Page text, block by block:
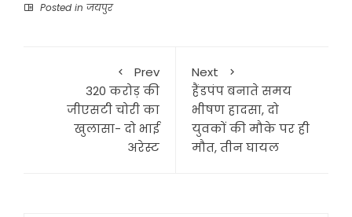
Posted in जयपुर
Prev
320 करोड़ की
जीएसटी चोरी का
खुलासा- दो भाई
अरेस्ट
Next
हैंडपंप बनाते समय
भीषण हादसा, दो
युवकों की मौके पर ही
मौत, तीन घायल